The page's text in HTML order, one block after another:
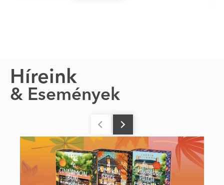
Híreink
& Események